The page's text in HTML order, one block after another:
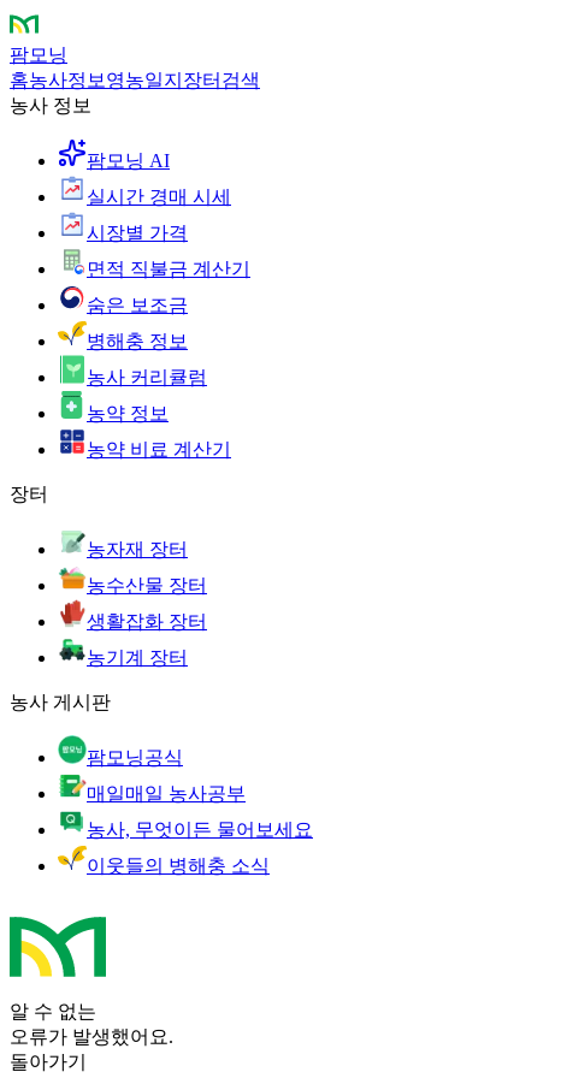
팜모닝
홈농사정보 영농일지 장터 검색
농사 정보
팜모닝 AI
실시간 경매 시세
시장별 가격
면적 직불금 계산기
숨은 보조금
병해충 정보
농사 커리큘럼
농약 정보
농약 비료 계산기
장터
농자재 장터
농수산물 장터
생활잡화 장터
농기계 장터
농사 게시판
팜모닝공식
매일매일 농사공부
농사, 무엇이든 물어보세요
이웃들의 병해충 소식
알 수 없는
오류가 발생했어요.
돌아가기